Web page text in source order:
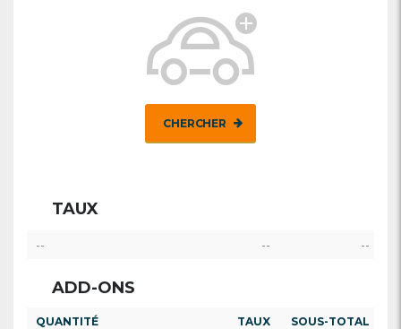
CHERCHER
TAUX
-- -- --
ADD-ONS
QUANTITÉ TAUX SOUS-TOTAL